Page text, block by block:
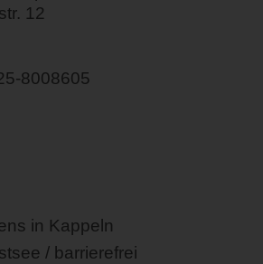
12
8008605
in Kappeln
/ barrierefrei